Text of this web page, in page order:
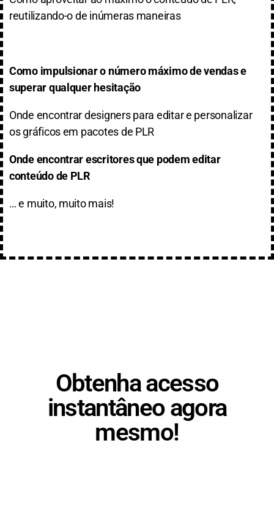
reutilizando-o de inúmeras maneiras
Como impulsionar o número máximo de vendas e
superar qualquer hesitação
Onde encontrar designers para editar e personalizar
os gráficos em pacotes de PLR
Onde encontrar escritores que podem editar
conteúdo de PLR
… e muito, muito mais!
Obtenha acesso
instantâneo agora
mesmo!